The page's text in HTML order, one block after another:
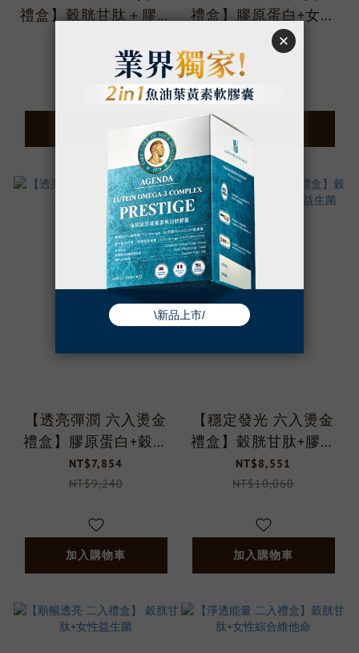
禮盒】穀胱甘肽＋膠原
NT$6,160
禮盒】膠原蛋白+女性
益生菌
NT$6,037
NT$6,860
加入購物車
【透亮彈潤 六入燙金
禮盒】膠原蛋白+穀胱
甘肽
NT$7,854
NT$9,240
加入購物車
【穩定發光 六入燙金
禮盒】穀胱甘肽+膠原
蛋白+女性益生菌
NT$8,551
NT$10,060
加入購物車